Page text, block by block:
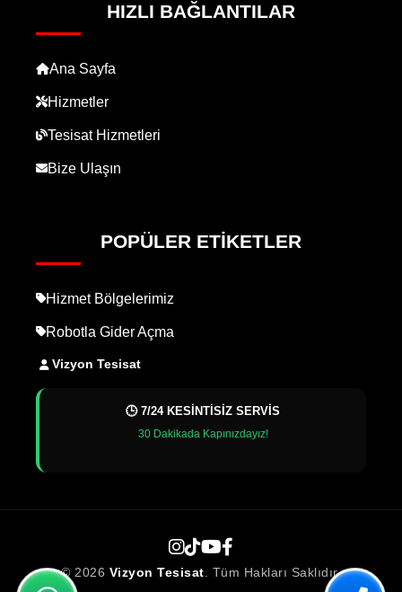
HIZLI BAĞLANTILAR
Ana Sayfa
Hizmetler
Tesisat Hizmetleri
Bize Ulaşın
POPÜLER ETIKETLER
Hizmet Bölgelerimiz
Robotla Gider Açma
Vizyon Tesisat
🕒 7/24 KESİNTİSİZ SERVİS
30 Dakikada Kapınızdayız!
© 2026 Vizyon Tesisat . Tüm Hakları Saklıdır.